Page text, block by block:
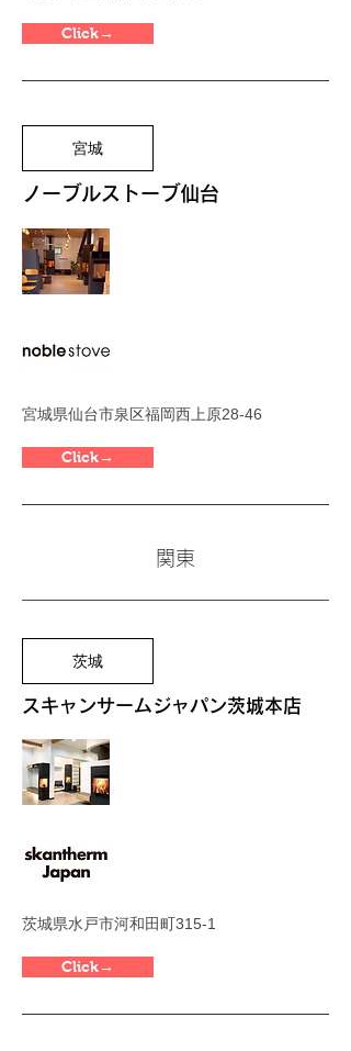
Click→
宮城
ノーブルストーブ仙台
宮城県仙台市泉区福岡西上原28-46
Click→
関東
茨城
​スキャンサームジャパン茨城本店
茨城県水戸市河和田町315-1
Click→